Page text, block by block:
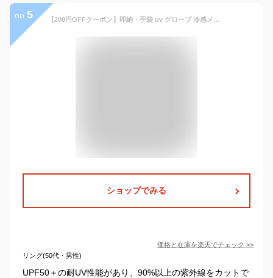
no. 5 【200円OFFクーポン】即納・手袋 uv グローブ 冷感メンズ レディース バイク グローブ ゴルフ 春夏 スマホ メッシュ 日焼け uvカット 手袋 ロング 滑り止め加工 日焼け防止 タッチパネル対応 通気性 速乾性 サイクリンググローブ 自転車グローブ 登山 通勤 運転用 男女兼用
ショップでみる
価格と在庫を楽天でチェック >>
リング(50代・男性)
UPF50＋の耐UV性能があり、90%以上の紫外線をカットで